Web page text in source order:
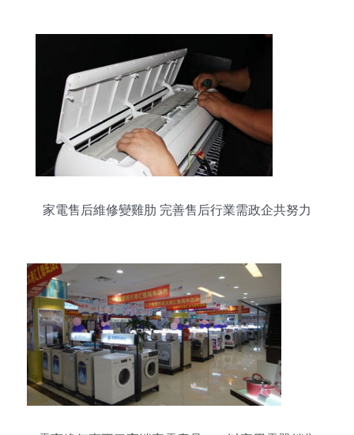
家電售后維修變雞肋 完善售后行業需政企共努力